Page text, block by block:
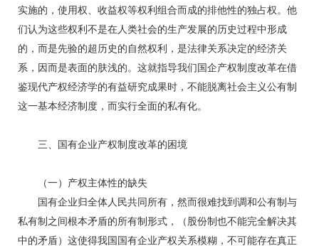
实施的，使用权、收益权等权利组合而成的排他性的独占权。他
们认为这些权利不是在人类社会的生产发展的历史过程中形成
的，而是先验的超历史的自然权利，是法律关系决定的经济关
系，因而是表面的肤浅的。这就指导我们国企产权制度改革在借
鉴现代产权经济学的有益研究成果时，不能脱离社会主义公有制
这一基本经济制度，而实行全面的私有化。
三、国有企业产权制度改革的困境
（一）产权主体性的缺失
国有企业归全体人民共同所有，然而很难找到调和公有制与
私有制之间根本矛盾的所有制形式，（股份制也不能完全解决其
中的矛盾）这使得我国国有企业产权关系模糊，不可能存在真正